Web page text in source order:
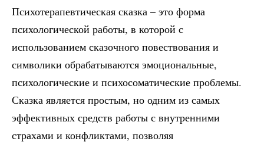
Психотерапевтическая сказка – это форма
психологической работы, в которой с
использованием сказочного повествования и
символики обрабатываются эмоциональные,
психологические и психосоматические проблемы.
Сказка является простым, но одним из самых
эффективных средств работы с внутренними
страхами и конфликтами, позволяя